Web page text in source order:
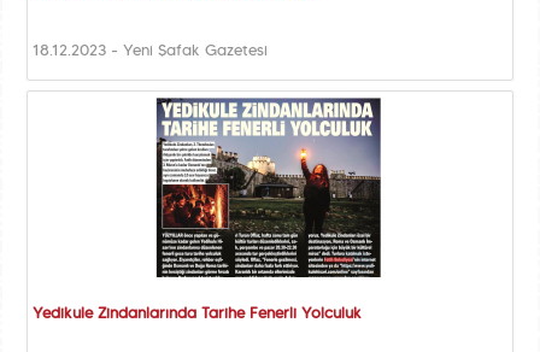
18.12.2023 - Yeni Şafak Gazetesi
Yedikule Zindanlarında Tarihe Fenerli Yolculuk